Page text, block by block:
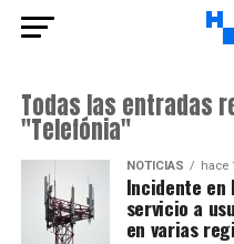
Todas las entradas
"Telefónia"
NOTICIAS hace
Incidente en
servicio a
en varias